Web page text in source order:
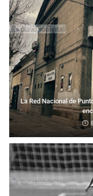
La Red Nacional de